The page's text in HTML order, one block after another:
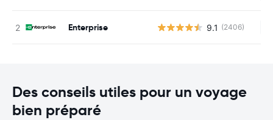
Enterprise 9.1 (2406)
Des conseils utiles pour un voyage
bien préparé